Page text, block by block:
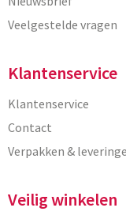
Veelgestelde vragen
Klantenservice
Klantenservice
Contact
Verpakken &
Veilig winkelen